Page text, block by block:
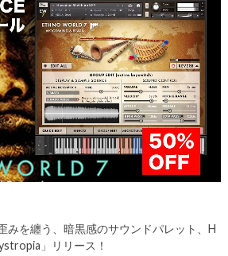
みを纏う、暗黒感のサウンドパレット、H
」リリース！